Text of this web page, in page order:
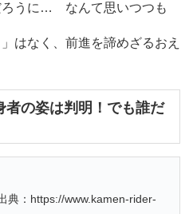
ろうに… なんて思いつつも
はなく、前進を諦めざるおえ
者の姿は判明！でも誰だ
典：https://www.kamen-rider-